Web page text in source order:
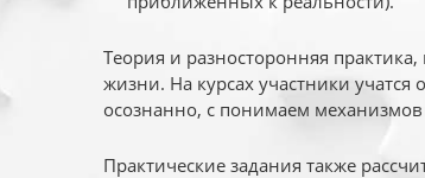
Теория и разносторонняя
жизни. На курсах участники учатся
осознанно, с понимаем
Практические задания также